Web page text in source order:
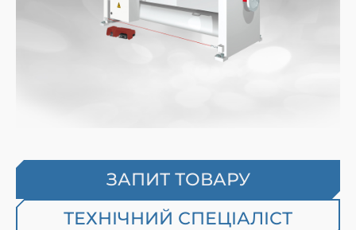
ЗАПИТ ТОВАРУ
ТЕХНІЧНИЙ СПЕЦІАЛІСТ